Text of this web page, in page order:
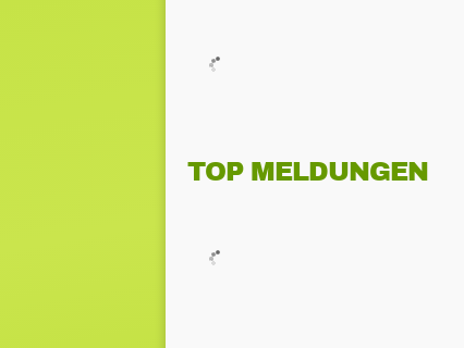
TOP MELDUNGEN